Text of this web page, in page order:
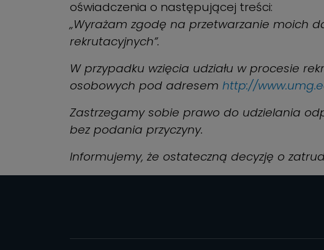
oświadczenia o następującej treści:
„Wyrażam zgodę na przetwarzanie moich
rekrutacyjnych”.
W przypadku wzięcia udziału w procesie
osobowych pod adresem http://
Zastrzegamy sobie prawo do udzielania
bez podania przyczyny.
Informujemy, że ostateczną decyzję o